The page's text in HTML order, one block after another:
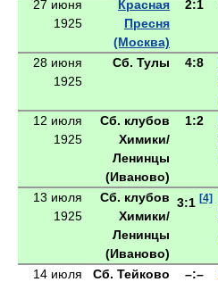
27 июня
1925
Красная
Пресня
(Москва)
2:1
28 июня
1925
Сб. Тулы 4:8
12 июля
1925
Сб. клубов
Химики/
Ленинцы
(Иваново)
1:2
13 июля
1925
Сб. клубов
Химики/
Ленинцы
(Иваново)
3:1 [4]
14 июля
Сб. Тейково –:–